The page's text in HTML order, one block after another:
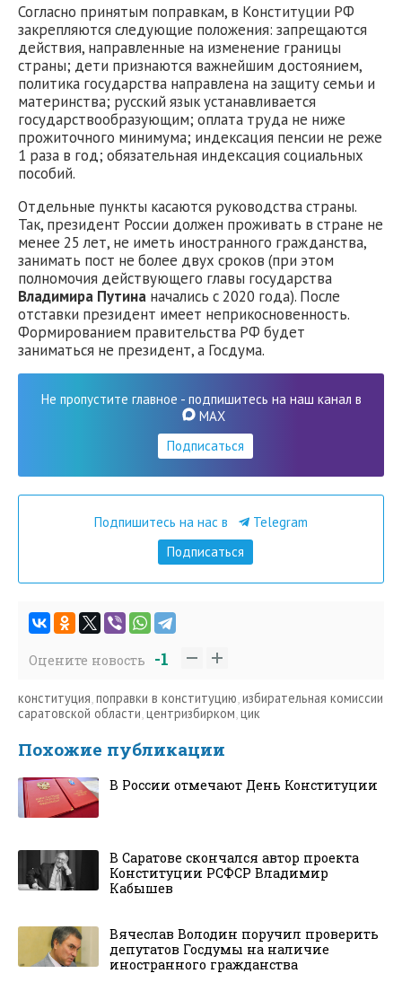
Согласно принятым поправкам, в Конституции РФ
закрепляются следующие положения: запрещаются
действия, направленные на изменение границы
страны; дети признаются важнейшим достоянием,
политика государства направлена на защиту семьи и
материнства; русский язык устанавливается
государствообразующим; оплата труда не ниже
прожиточного минимума; индексация пенсии не реже
1 раза в год; обязательная индексация социальных
пособий.
Отдельные пункты касаются руководства страны.
Так, президент России должен проживать в стране не
менее 25 лет, не иметь иностранного гражданства,
занимать пост не более двух сроков (при этом
полномочия действующего главы государства
Владимира Путина начались с 2020 года). После
отставки президент имеет неприкосновенность.
Формированием правительства РФ будет
заниматься не президент, а Госдума.
Не пропустите главное - подпишитесь на наш канал в
MAX
Подписаться
Подпишитесь на нас в
Telegram
Подписаться
Оцените новость -1
конституция,поправки в конституцию,избирательная комиссии
саратовской области,центризбирком,цик
Похожие публикации
В России отмечают День Конституции
В Саратове скончался автор проекта
Конституции РСФСР Владимир
Кабышев
Вячеслав Володин поручил проверить
депутатов Госдумы на наличие
иностранного гражданства